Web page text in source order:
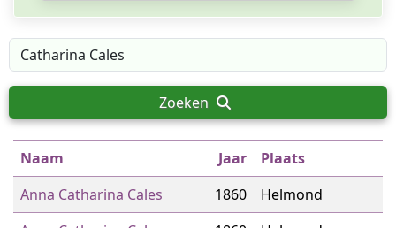
Zoeken
Naam Jaar
Plaats
Anna Catharina Cales
1860
Helmond